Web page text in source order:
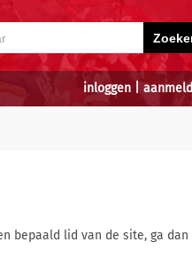
inloggen
bepaald lid van de site, ga dan